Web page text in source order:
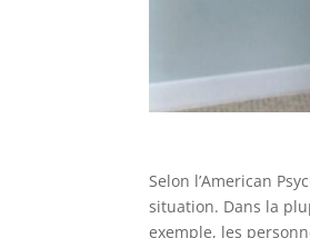
Selon l’American
situation. Dans la
exemple, les